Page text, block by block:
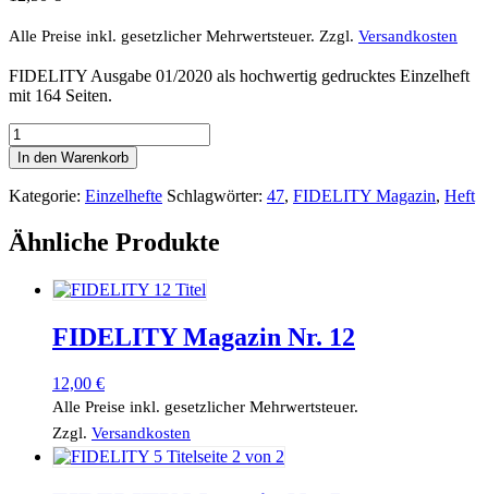
Alle Preise inkl. gesetzlicher Mehrwertsteuer. Zzgl. Versandkosten
FIDELITY Ausgabe 01/2020 als hochwertig gedrucktes Einzelheft
mit 164 Seiten.
FIDELITY
Magazin
Nr.
47
Menge
In den Warenkorb
Kategorie: Einzelhefte Schlagwörter: 47, FIDELITY Magazin, Heft
Ähnliche Produkte
FIDELITY Magazin Nr. 12
12,00 €
Alle Preise inkl. gesetzlicher Mehrwertsteuer.
Zzgl. Versandkosten